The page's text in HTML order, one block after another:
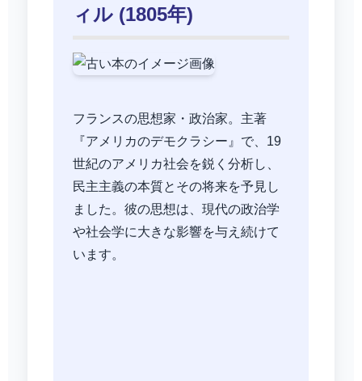
ィル (1805年)
フランスの思想家・政治家。主著
『アメリカのデモクラシー』で、19
世紀のアメリカ社会を鋭く分析し、
民主主義の本質とその将来を予見し
ました。彼の思想は、現代の政治学
や社会学に大きな影響を与え続けて
います。